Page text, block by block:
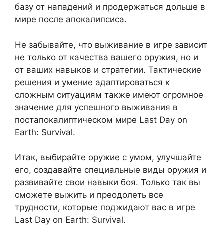
базу от нападений и продержаться дольше в
мире после апокалипсиса.
Не забывайте, что выживание в игре зависит
не только от качества вашего оружия, но и
от ваших навыков и стратегии. Тактические
решения и умение адаптироваться к
сложным ситуациям также имеют огромное
значение для успешного выживания в
постапокалиптическом мире Last Day on
Earth: Survival.
Итак, выбирайте оружие с умом, улучшайте
его, создавайте специальные виды оружия и
развивайте свои навыки боя. Только так вы
сможете выжить и преодолеть все
трудности, которые поджидают вас в игре
Last Day on Earth: Survival.